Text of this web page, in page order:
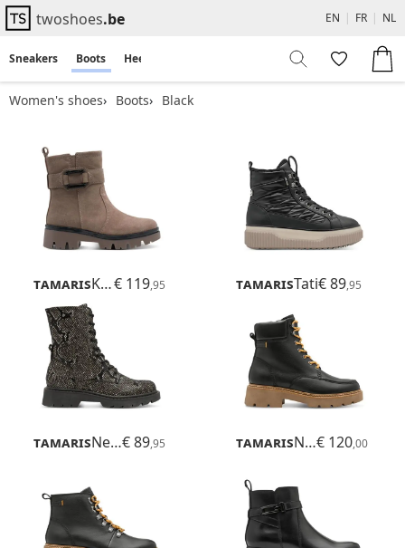
twoshoes.be EN | FR | NL
Sneakers Boots Heels
Women's shoes Boots Black
Tamaris Kida€ 119,95 TamarisTati€ 89,95
Tamaris Nelia€ 89,95 Tamaris Novana€ 120,00